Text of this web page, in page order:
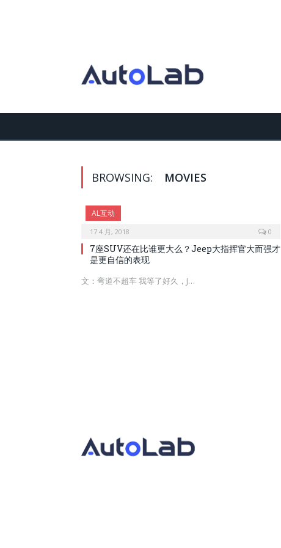
BROWSING: MOVIES
AL互动
17 4 月, 2018 0
7座SUV还在比谁更大么？Jeep大指挥官大而强才
是更自信的表现
文：弯道不超车 我等了好久，J…